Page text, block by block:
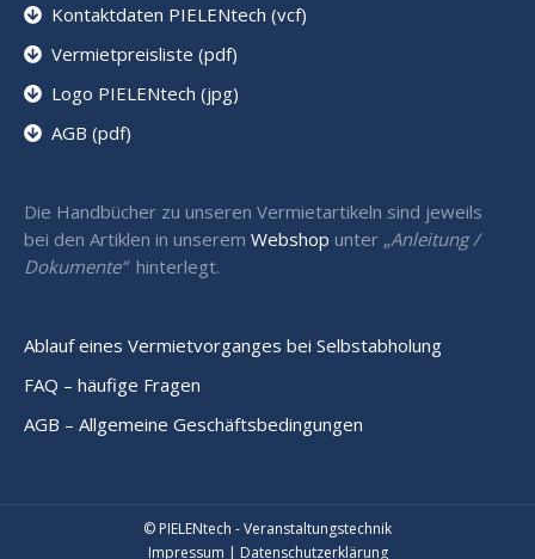
Kontaktdaten PIELENtech (vcf)
Vermietpreisliste (pdf)
Logo PIELENtech (jpg)
AGB (pdf)
Die Handbücher zu unseren Vermietartikeln sind jeweils
bei den Artiklen in unserem Webshop unter „Anleitung /
Dokumente“ hinterlegt.
Ablauf eines Vermietvorganges bei Selbstabholung
FAQ – häufige Fragen
AGB – Allgemeine Geschäftsbedingungen
© PIELENtech - Veranstaltungstechnik
Impressum | Datenschutzerklärung